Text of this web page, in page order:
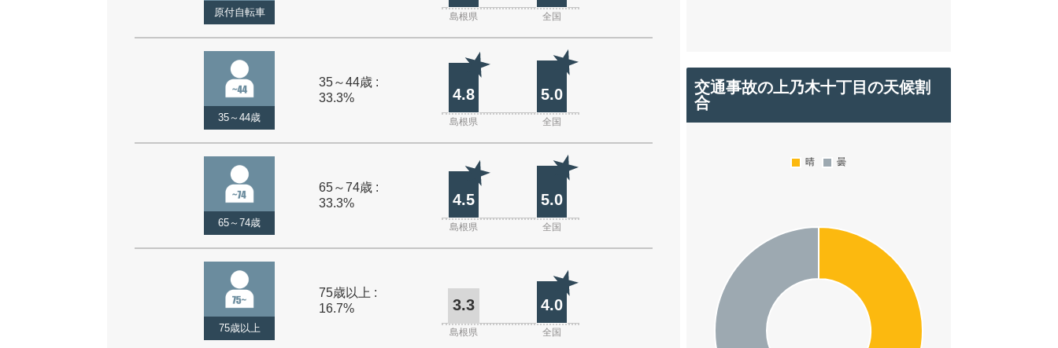
原付自転車 島根県 全国
35～44歳
35～44歳 :
33.3%
4.8 5.0
島根県 全国
65～74歳
65～74歳 :
33.3%
4.5 5.0
島根県 全国
75歳以上
75歳以上 :
16.7%
3.3 4.0
島根県 全国
交通事故の上乃木十丁目の天候割
合